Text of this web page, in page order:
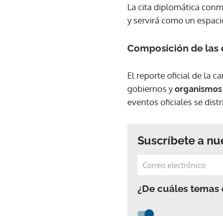
La cita diplomática
y servirá como un
Composición de las
El reporte oficial de la
gobiernos y
eventos oficiales se
Suscríbete a
¿De cuáles